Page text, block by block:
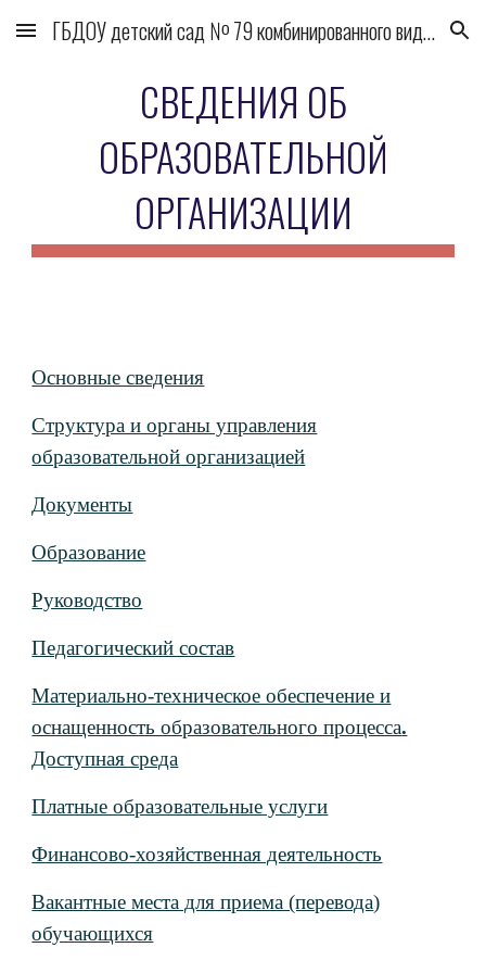
Skip to main content Skip to navigation
ГБДОУ детский сад № 79 комбинированного вида Выборгского района
СВЕДЕНИЯ ОБ
ОБРАЗОВАТЕЛЬНОЙ
ОРГАНИЗАЦИИ
Основные сведения
Структура и органы управления
образовательной организацией
Документы
Образование
Руководство
Педагогический состав
Материально-техническое обеспечение и
оснащенность образовательного процесса.
Доступная среда
Платные образовательные услуги
Финансово-хозяйственная деятельность
Вакантные места для приема (перевода)
обучающихся